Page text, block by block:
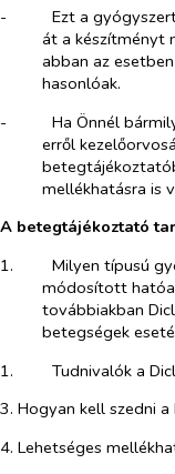
-​
Ezt a
át a készítményt
abban az
hasonlóak.
-​
Ha Önnél
erről
mellékhatásra is
A betegtájékoztató
1.​
Milyen típusú
módosított
továbbiakban
betegségek
1.​
Tudnivalók a
3. Hogyan kell szedni
4. Lehetséges